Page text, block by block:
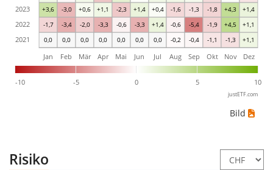
0,0 0,0 0,0 0,0 0,0 0,0 0,0 -0,2 -0,4 -1,1 -1,3 +1,1
-1,7 -3,4 -2,0 -3,3 -0,6 -3,3 +1,4 -0,6 -5,4 -1,9 +4,5 +1,1
+3,6 -3,0 +0,6 +1,1 -2,3 +1,4 +0,4 -1,6 -1,3 -1,8 +4,3 +1,4
-10 -5 0 5 10
Jan Feb Mär Apr Mai Jun Jul Aug Sep Okt Nov Dez
2021
2022
2023
justETF.com
Bild
Risiko